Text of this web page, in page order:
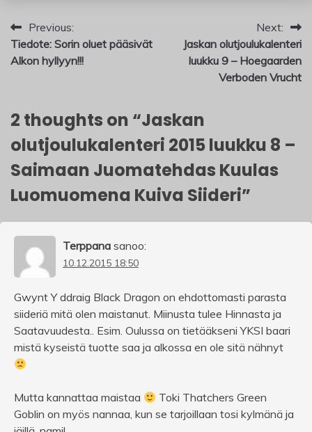
Artikkelien
selaus
Previous:
Tiedote: Sorin oluet pääsivät
Alkon hyllyyn!!!
Next:
Jaskan olutjoulukalenteri
luukku 9 – Hoegaarden
Verboden Vrucht
2 thoughts on “Jaskan
olutjoulukalenteri 2015 luukku 8 –
Saimaan Juomatehdas Kuulas
Luomuomena Kuiva Siideri”
Terppana sanoo:
10.12.2015 18:50
Gwynt Y ddraig Black Dragon on ehdottomasti parasta
siideriä mitä olen maistanut. Miinusta tulee Hinnasta ja
Saatavuudesta.. Esim. Oulussa on tietääkseni YKSI baari
mistä kyseistä tuotte saa ja alkossa en ole sitä nähnyt
Mutta kannattaa maistaa
Toki Thatchers Green
Goblin on myös nannaa, kun se tarjoillaan tosi kylmänä ja